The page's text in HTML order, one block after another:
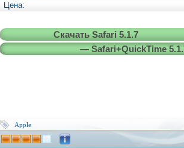
Цена:
Скачать Safari 5.1.7
— Safari+QuickTime
Apple